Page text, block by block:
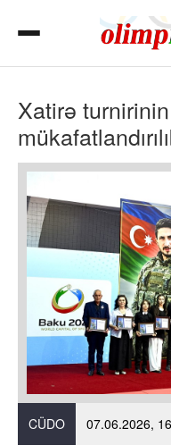
Xatirə
CÜDO 07.06.2026,